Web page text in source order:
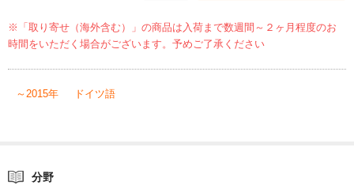
※「取り寄せ（海外含む）」の商品は入荷まで数週間～２ヶ月程度のお
時間をいただく場合がございます。予めご了承ください
～2015年 ドイツ語
分野